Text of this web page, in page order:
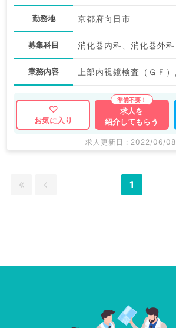
勤務地 京都府向日市
募集科目 消化器内科、消化器外科
業務内容
お気に入り
求人を
紹介してもらう
求人更新日 : 2022/06/08
1